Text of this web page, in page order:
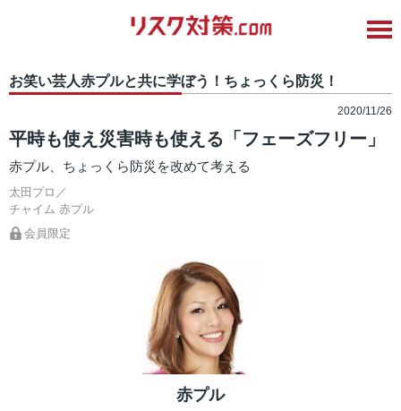
お笑い芸人赤プルと共に学ぼう！ちょっくら防災！
2020/11/26
平時も使え災害時も使える「フェーズフリー」
赤プル、ちょっくら防災を改めて考える
太田プロ／
チャイム 赤プル
会員限定
赤プル